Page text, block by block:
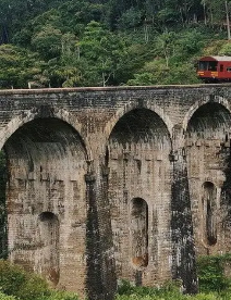
turistas. Mejor momento:
Idukki, Kerala
los ghats
Las estaciones de
restos de la dinastía
plantaciones
escarpado resort de